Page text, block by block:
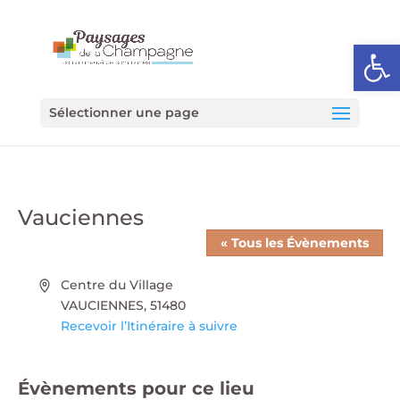
Ouvrir
Sélectionner une page
Vauciennes
« Tous les Évènements
Adresse
Centre du Village
VAUCIENNES, 51480
Recevoir l’Itinéraire à suivre
Évènements pour ce lieu